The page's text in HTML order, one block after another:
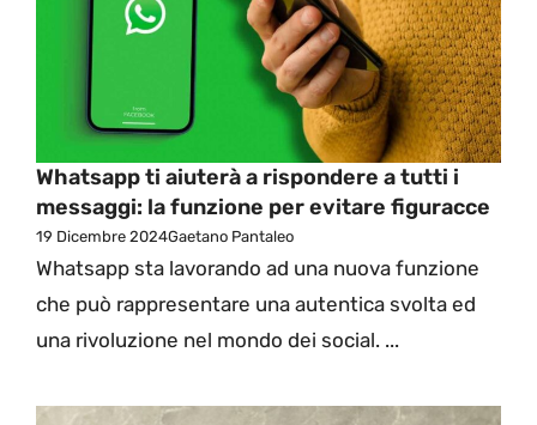
Whatsapp ti aiuterà a rispondere a tutti i
messaggi: la funzione per evitare figuracce
19 Dicembre 2024Gaetano Pantaleo
Whatsapp sta lavorando ad una nuova funzione
che può rappresentare una autentica svolta ed
una rivoluzione nel mondo dei social. ...